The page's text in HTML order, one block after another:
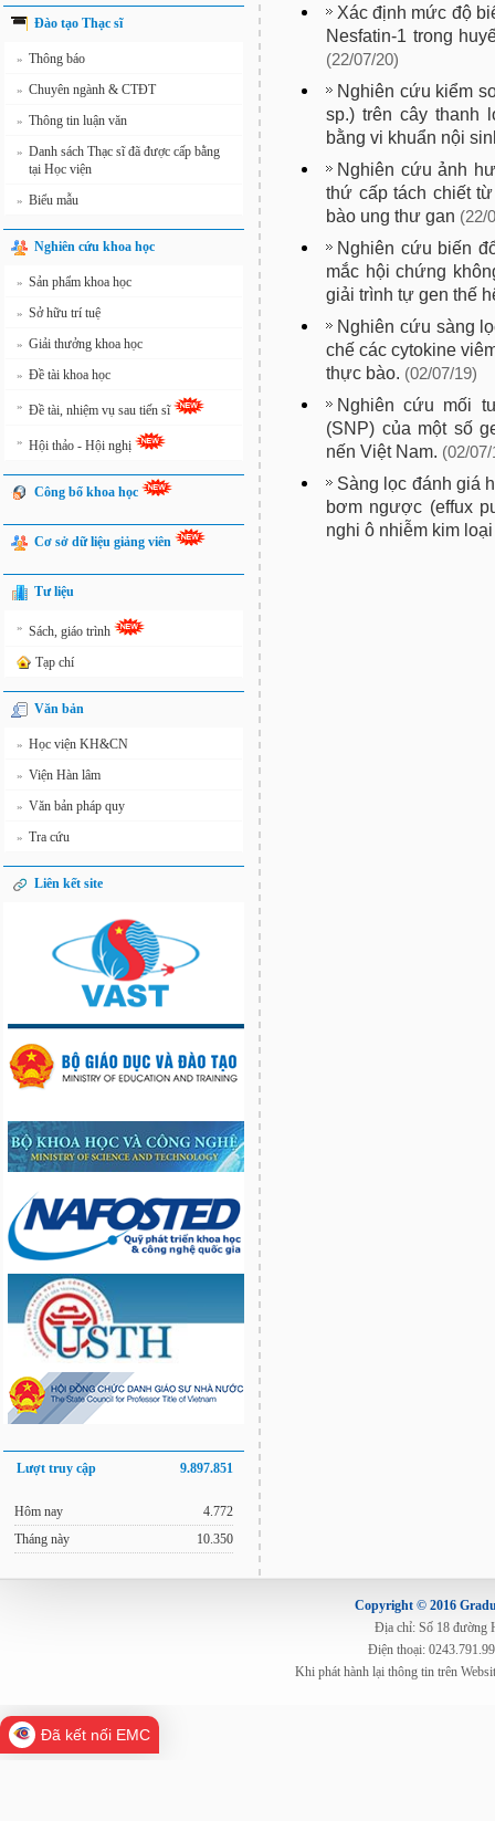
Đào tạo Thạc sĩ
» Thông báo
» Chuyên ngành & CTĐT
» Thông tin luận văn
» Danh sách Thạc sĩ đã được cấp bằng
tại Học viện
» Biểu mẫu
Nghiên cứu khoa học
» Sản phẩm khoa học
» Sở hữu trí tuệ
» Giải thưởng khoa học
» Đề tài khoa học
» Đề tài, nhiệm vụ sau tiến sĩ
» Hội thảo - Hội nghị
Công bố khoa học
Cơ sở dữ liệu giảng viên
Tư liệu
» Sách, giáo trình
Tạp chí
Văn bản
» Học viện KH&CN
» Viện Hàn lâm
» Văn bản pháp quy
» Tra cứu
Liên kết site
Lượt truy cập 9.897.851
Hôm nay
Tháng này
4.772
10.350
Xác định mức độ
Nesfatin-1 trong
(22/07/20)
Nghiên cứu kiểm
sp.) trên cây thanh
bằng vi khuẩn nội
Nghiên cứu ảnh
thứ cấp tách chiết
bào ung thư gan (22/
Nghiên cứu biến
mắc hội chứng
giải trình tự gen thế
Nghiên cứu sàng
chế các cytokine
thực bào. (02/07/19)
Nghiên cứu mối
(SNP) của một số
nến Việt Nam. (02/
Sàng lọc đánh giá
bơm ngược (effux
nghi ô nhiễm kim
Copyright © 2016
Địa chỉ: Số 18 đường
Điện thoại:
Khi phát hành lại thông tin trên
Đã kết nối EMC